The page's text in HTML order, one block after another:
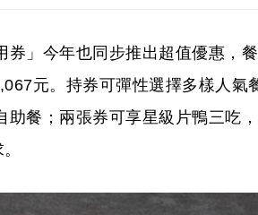
券」今年也同步推出超值優惠，餐
元。持券可彈性選擇多樣人氣
餐；兩張券可享星級片鴨三吃，